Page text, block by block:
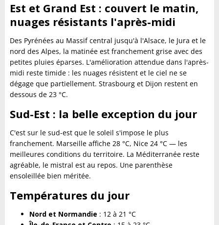
Est et Grand Est : couvert le matin,
nuages résistants l'après-midi
Des Pyrénées au Massif central jusqu'à l'Alsace, le Jura et le
nord des Alpes, la matinée est franchement grise avec des
petites pluies éparses. L'amélioration attendue dans l'après-
midi reste timide : les nuages résistent et le ciel ne se
dégage que partiellement. Strasbourg et Dijon restent en
dessous de 23 °C.
Sud-Est : la belle exception du jour
C'est sur le sud-est que le soleil s'impose le plus
franchement. Marseille affiche 28 °C, Nice 24 °C — les
meilleures conditions du territoire. La Méditerranée reste
agréable, le mistral est au repos. Une parenthèse
ensoleillée bien méritée.
Températures du jour
Nord et Normandie : 12 à 21 °C